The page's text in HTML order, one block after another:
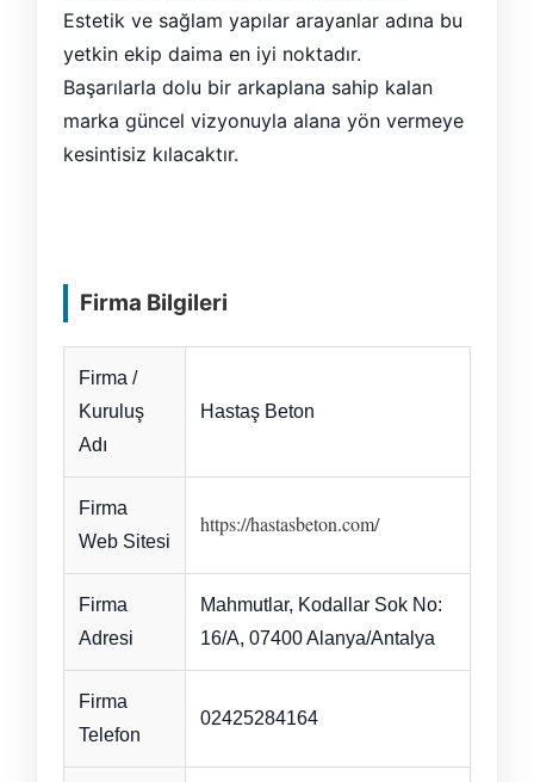
Estetik ve sağlam yapılar arayanlar adına bu
yetkin ekip daima en iyi noktadır.
Başarılarla dolu bir arkaplana sahip kalan
marka güncel vizyonuyla alana yön vermeye
kesintisiz kılacaktır.
Firma Bilgileri
Firma /
Kuruluş
Adı
Hastaş Beton
Firma
Web Sitesi
https://hastasbeton.com/
Firma
Adresi
Mahmutlar, Kodallar Sok No:
16/A, 07400 Alanya/Antalya
Firma
Telefon
02425284164